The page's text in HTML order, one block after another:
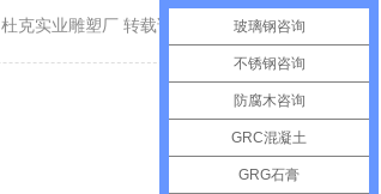
克实业雕塑厂 转载请注明出处玻璃钢咨询
不锈钢咨询
防腐木咨询
GRC混凝土
GRG石膏